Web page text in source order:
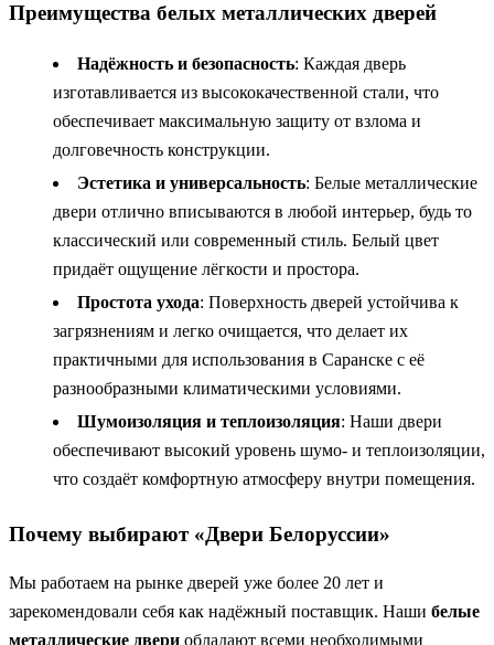
Преимущества белых металлических дверей
Надёжность и безопасность: Каждая дверь
изготавливается из высококачественной стали, что
обеспечивает максимальную защиту от взлома и
долговечность конструкции.
Эстетика и универсальность: Белые металлические
двери отлично вписываются в любой интерьер, будь то
классический или современный стиль. Белый цвет
придаёт ощущение лёгкости и простора.
Простота ухода: Поверхность дверей устойчива к
загрязнениям и легко очищается, что делает их
практичными для использования в Саранске с её
разнообразными климатическими условиями.
Шумоизоляция и теплоизоляция: Наши двери
обеспечивают высокий уровень шумо- и теплоизоляции,
что создаёт комфортную атмосферу внутри помещения.
Почему выбирают «Двери Белоруссии»
Мы работаем на рынке дверей уже более 20 лет и
зарекомендовали себя как надёжный поставщик. Наши белые
металлические двери обладают всеми необходимыми